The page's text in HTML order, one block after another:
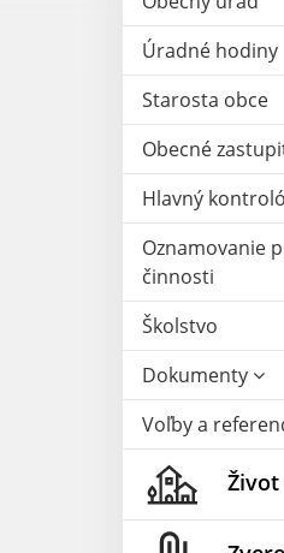
Úradné hodiny
Starosta obce
Obecné
Hlavný
Oznamovanie
činnosti
Školstvo
Dokumenty
Voľby a
Život